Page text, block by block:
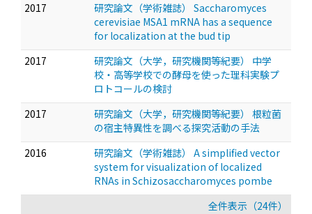
2017
研究論文（学術雑誌） Saccharomyces
cerevisiae MSA1 mRNA has a sequence
for localization at the bud tip
2017
研究論文（大学，研究機関等紀要） 中学
校・高等学校での酵母を使った理科実験プ
ロトコールの検討
2017
研究論文（大学，研究機関等紀要） 根粒菌
の宿主特異性を調べる探究活動の手法
2016
研究論文（学術雑誌） A simplified vector
system for visualization of localized
RNAs in Schizosaccharomyces pombe
全件表示（24件）